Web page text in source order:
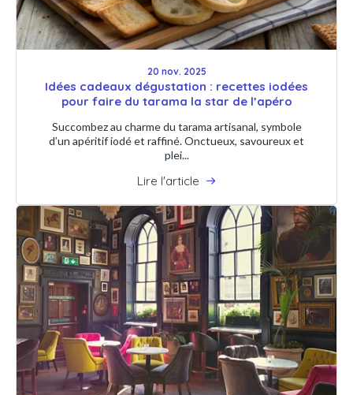
20 nov. 2025
Idées cadeaux dégustation : recettes iodées
pour faire du tarama la star de l’apéro
Succombez au charme du tarama artisanal, symbole
d’un apéritif iodé et raffiné. Onctueux, savoureux et
plei...
Lire l'article